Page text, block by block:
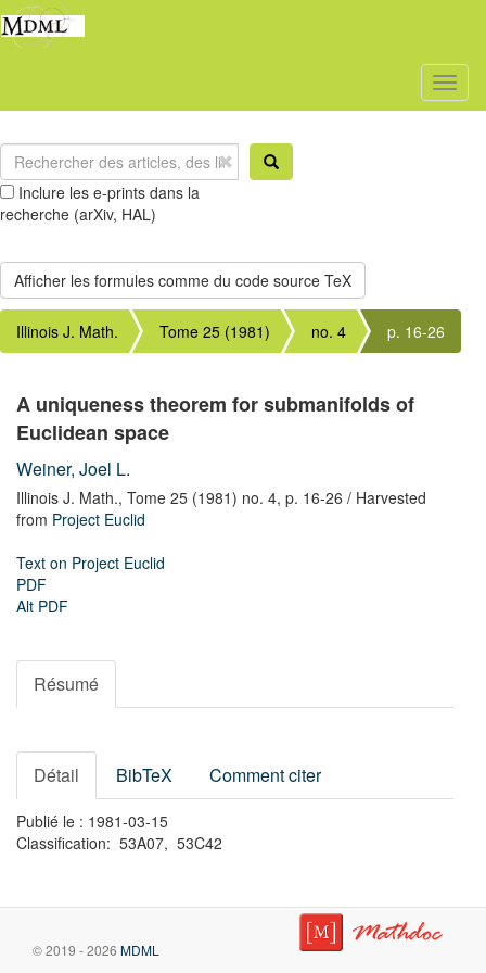
Inclure les e-prints dans la
recherche (arXiv, HAL)
Illinois J. Math. Tome 25 (1981) no. 4 p. 16-26
A uniqueness theorem for submanifolds of
Euclidean space
Weiner, Joel L.
Illinois J. Math., Tome 25 (1981) no. 4, p. 16-26 / Harvested
from Project Euclid
Text on Project Euclid
PDF
Alt PDF
Résumé
Détail BibTeX Comment citer
Publié le : 1981-03-15
Classification: 53A07, 53C42
© 2019 - 2026 MDML